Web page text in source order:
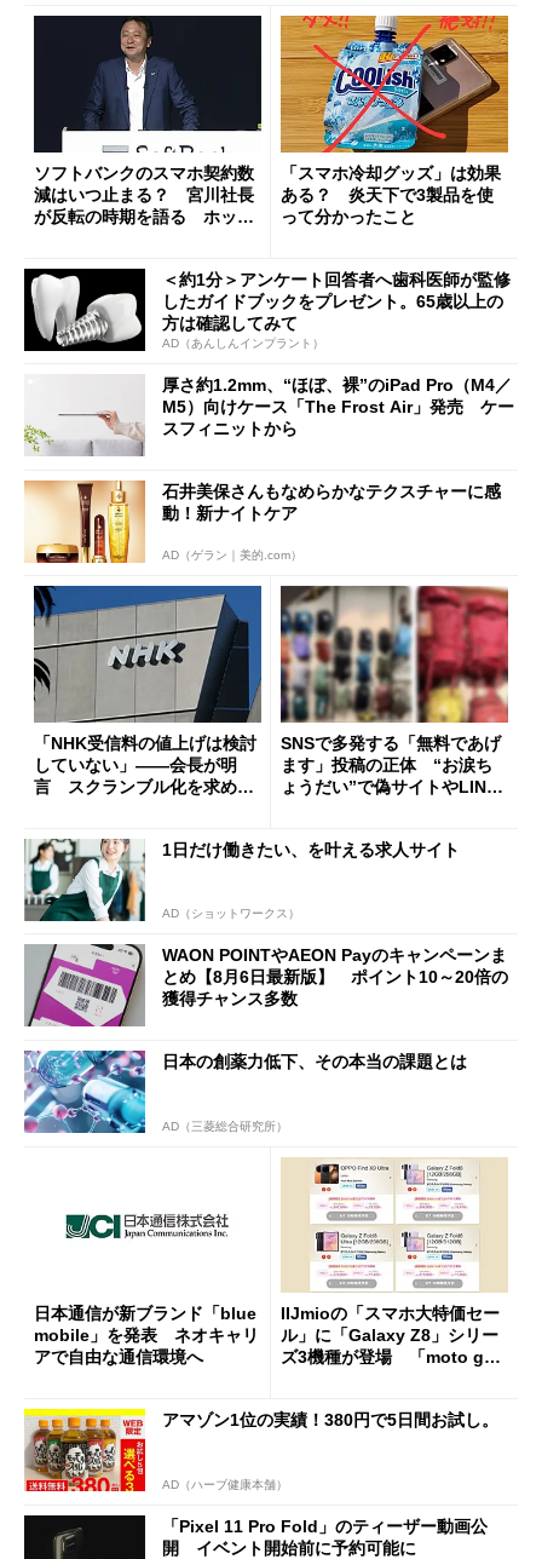
ソフトバンクのスマホ契約数
減はいつ止まる？ 宮川社長
が反転の時期を語る ホッピ
「スマホ冷却グッズ」は効果
ある？ 炎天下で3製品を使
って分かったこと
＜約1分＞アンケート回答者へ歯科医師が監修
したガイドブックをプレゼント。65歳以上の
方は確認してみて
AD（あんしんインプラント）
厚さ約1.2mm、“ほぼ、裸”のiPad Pro（M4／
M5）向けケース「The Frost Air」発売 ケー
スフィニットから
石井美保さんもなめらかなテクスチャーに感
動！新ナイトケア
AD（ゲラン｜美的.com）
「NHK受信料の値上げは検討
していない」――会長が明
言 スクランブル化を求める
SNSで多発する「無料であげ
ます」投稿の正体 “お涙ち
ょうだい”で偽サイトやLINE
1日だけ働きたい、を叶える求人サイト
AD（ショットワークス）
WAON POINTやAEON Payのキャンペーンま
とめ【8月6日最新版】 ポイント10～20倍の
獲得チャンス多数
日本の創薬力低下、その本当の課題とは
AD（三菱総合研究所）
日本通信が新ブランド「blue
mobile」を発表 ネオキャリ
アで自由な通信環境へ
IIJmioの「スマホ大特価セー
ル」に「Galaxy Z8」シリー
ズ3機種が登場 「moto g37
アマゾン1位の実績！380円で5日間お試し。
AD（ハーブ健康本舗）
「Pixel 11 Pro Fold」のティーザー動画公
開 イベント開始前に予約可能に